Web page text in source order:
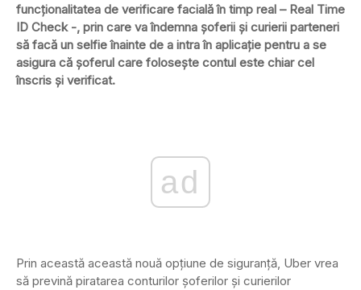
funcţionalitatea de verificare facială în timp real – Real Time
ID Check -, prin care va îndemna şoferii şi curierii parteneri
să facă un selfie înainte de a intra în aplicaţie pentru a se
asigura că şoferul care foloseşte contul este chiar cel
înscris şi verificat.
ad
Prin această această nouă opţiune de siguranţă, Uber vrea
să prevină piratarea conturilor şoferilor şi curierilor